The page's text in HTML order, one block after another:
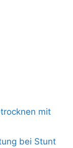
mit
bei Stunt